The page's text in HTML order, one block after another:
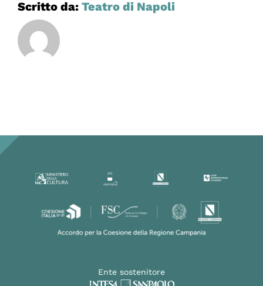
Scritto da: Teatro di Napoli
Ente sostenitore